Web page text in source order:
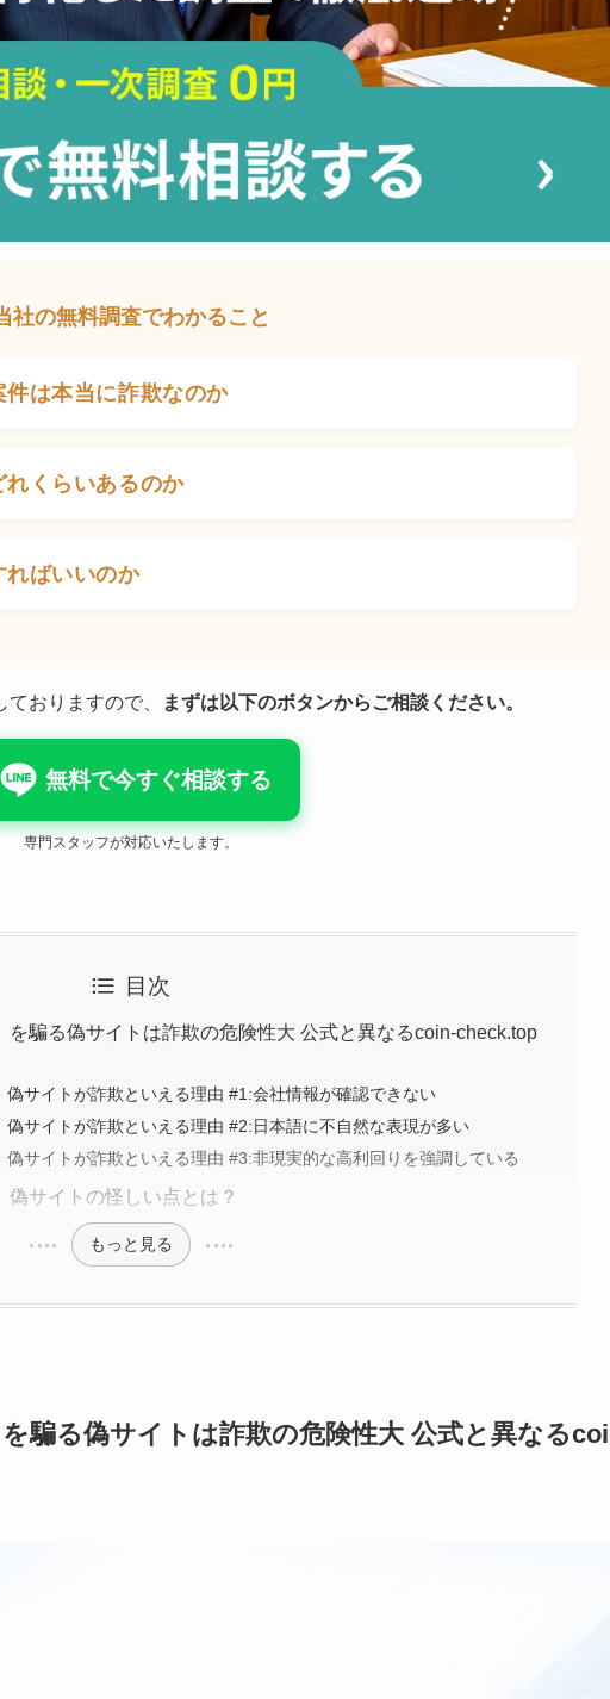
社の無料調査でわかること
は本当に詐欺なのか
くらいあるのか
ればいいのか
おりますので、 まずは以下のボタンからご相談ください。
無料で今すぐ相談する
専門スタッフが対応いたします。
目次
騙る偽サイトは詐欺の危険性大 公式と異なるcoin-check.top
サイトが詐欺といえる理由 #1:会社情報が確認できない
サイトが詐欺といえる理由 #2:日本語に不自然な表現が多い
サイトが詐欺といえる理由 #3:非現実的な高利回りを強調している
サイトの怪しい点とは？
もっと見る
騙る偽サイトは詐欺の危険性大 公式と異なる